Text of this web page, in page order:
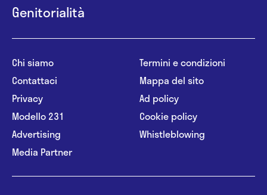
Genitorialità
Chi siamo
Contattaci
Privacy
Modello 231
Advertising
Media Partner
Termini e condizioni
Mappa del sito
Ad policy
Cookie policy
Whistleblowing